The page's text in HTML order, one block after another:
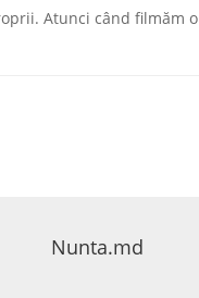
Atunci când filmăm
Nunta.md